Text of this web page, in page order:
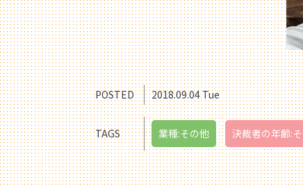
POSTED 2018.09.04 Tue
TAGS 業種:その他 決裁者の年齢: